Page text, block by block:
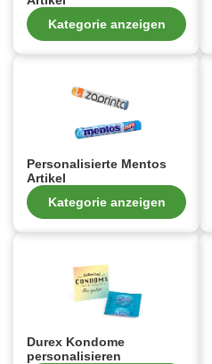
Kategorie anzeigen
Personalisierte Mentos
Artikel
Kategorie anzeigen
Durex Kondome
personalisieren